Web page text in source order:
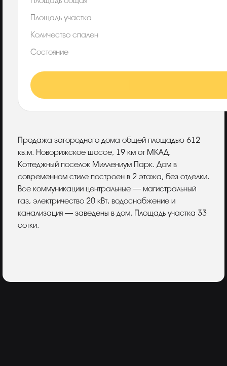
Площадь участка
Количество спален
Состояние
Описание
Продажа загородного дома общей площадью 612
кв.м. Новорижское шоссе, 19 км от МКАД.
Коттеджный поселок Миллениум Парк. Дом в
современном стиле построен в 2 этажа, без отделки.
Все коммуникации центральные — магистральный
газ, электричество 20 кВт, водоснабжение и
канализация — заведены в дом. Площадь участка 33
сотки.